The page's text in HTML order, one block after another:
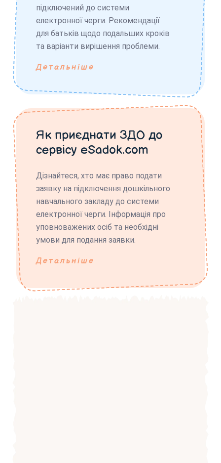
підключений до системи
електронної черги. Рекомендації
для батьків щодо подальших кроків
та варіанти вирішення проблеми.
Детальніше
Як приєднати ЗДО до
сервісу eSadok.com
Дізнайтеся, хто має право подати
заявку на підключення дошкільного
навчального закладу до системи
електронної черги. Інформація про
уповноважених осіб та необхідні
умови для подання заявки.
Детальніше